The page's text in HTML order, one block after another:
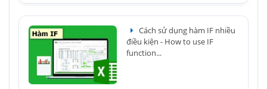
Cách sử dụng hàm IF nhiều
điều kiện - How to use IF
function...